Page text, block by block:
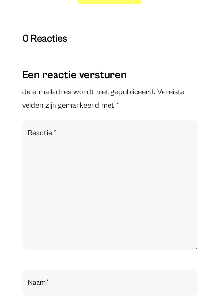
0 Reacties
Een reactie versturen
Je e-mailadres wordt niet gepubliceerd. Vereiste
velden zijn gemarkeerd met *